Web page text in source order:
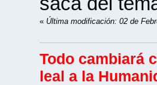
« Última modificación: 02 de
Todo cambiará
leal a la